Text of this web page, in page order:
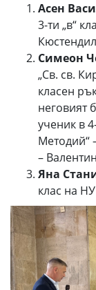
Асен
3-ти „в“
Симеон
„Св. св.
класен
неговият
ученик в
Методий“
–
Яна
клас на